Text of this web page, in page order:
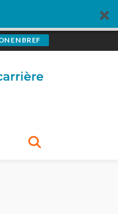
EN BREF